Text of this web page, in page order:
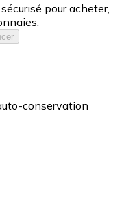
pour acheter,
conservation